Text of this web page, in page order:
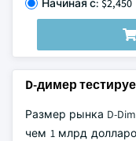
Начиная с: $2,450
D-димер
Размер рынка D-
чем 1 млрд